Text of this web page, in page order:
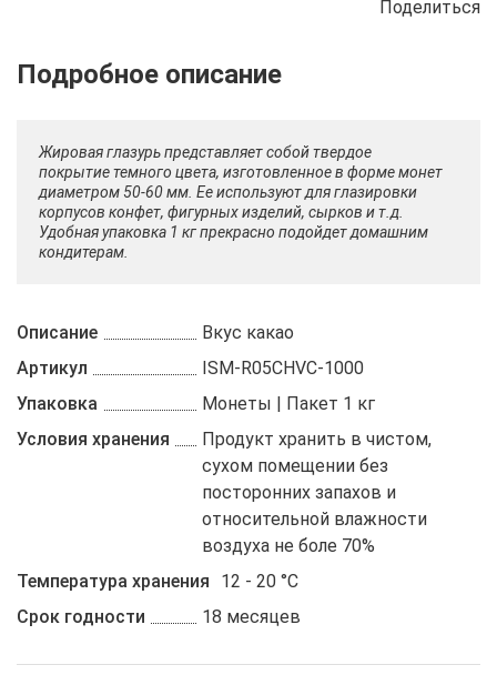
Поделиться
Описание Отзывы Рецепты
Жировая глазурь представляет собой твердое
покрытие темного цвета, изготовленное в форме монет
диаметром 50-60 мм. Ее используют для глазировки
корпусов конфет, фигурных изделий, сырков и т.д.
Удобная упаковка 1 кг прекрасно подойдет домашним
кондитерам.
Описание
Вкус какао
Артикул
ISM-R05CHVC-1000
Упаковка
Монеты | Пакет 1 кг
Условия хранения
Продукт хранить в чистом,
сухом помещении без
посторонних запахов и
относительной влажности
воздуха не боле 70%
Температура хранения
12 - 20 °C
Срок годности
18 месяцев